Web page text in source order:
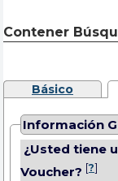
Contener
Básico
Información
¿Usted tiene
Voucher? [?]